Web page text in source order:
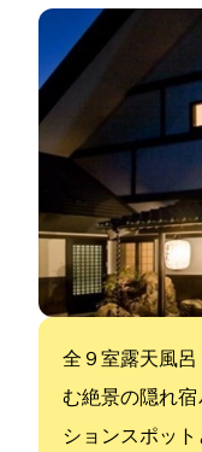
全９室露天風
む絶景の隠れ宿
ションスポッ